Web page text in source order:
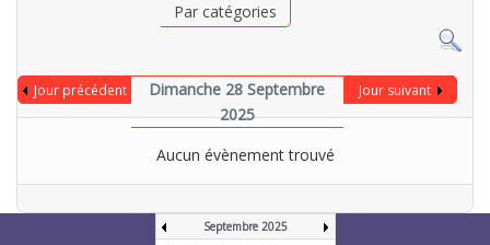
Par catégories
Jour précédent
Dimanche 28 Septembre
2025
Jour suivant
Aucun évènement trouvé
Septembre 2025